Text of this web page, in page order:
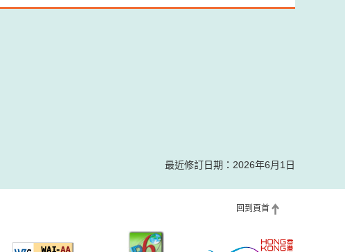
最近修訂日期：2026年6月1日
回到頁首